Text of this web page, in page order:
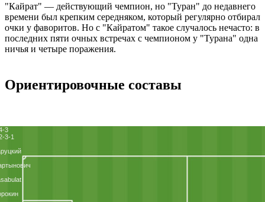
"Кайрат" ― действующий чемпион, но "Туран" до недавнего
времени был крепким середняком, который регулярно отбирал
очки у фаворитов. Но с "Кайратом" такое случалось нечасто: в
последних пяти очных встречах с чемпионом у "Турана" одна
ничья и четыре поражения.
Ориентировочные составы
3
3-1